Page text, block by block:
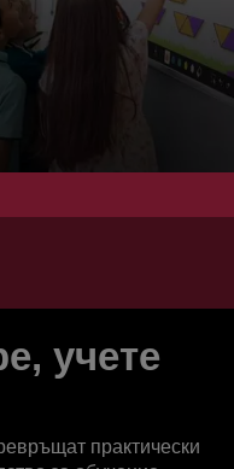
учете
практически